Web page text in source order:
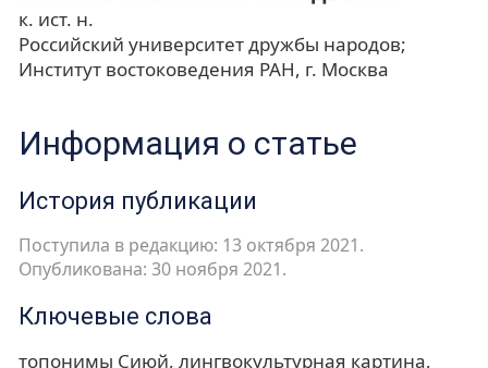
к. ист. н.
Российский университет дружбы народов;
Институт востоковедения РАН, г. Москва
Информация о статье
История публикации
Поступила в редакцию: 13 октября 2021.
Опубликована: 30 ноября 2021.
Ключевые слова
топонимы Сиюй лингвокультурная картина